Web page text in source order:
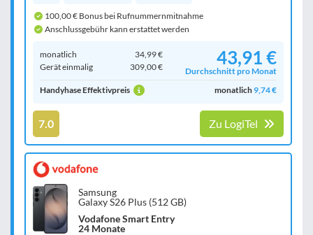
100,00 € Bonus bei Rufnummernmitnahme
Anschlussgebühr kann erstattet werden
monatlich
34,99 €
Gerät einmalig
309,00 € 43,91 €
Durchschnitt pro Monat
Handyhase Effektivpreis
monatlich9,74 €
7.0 Zu LogiTel
Samsung
Galaxy S26 Plus (512 GB)
Vodafone Smart Entry
24 Monate